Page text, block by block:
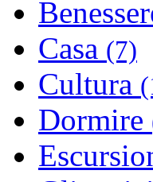
Casa (7)
Cultura
Dormire